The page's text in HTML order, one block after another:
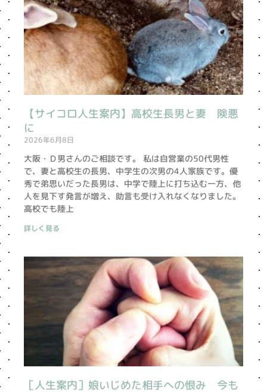
【サイコロ人生案内】高校生長男と妻 険悪
に
2026年6月8日
大阪・Ｄ男さんのご相談です。 私は自営業の50代男性
で、妻と高校生の長男、中学生の次男の4人家族です。優
秀で弟思いだった長男は、中学で陸上に打ち込む一方、他
人を見下す発言が増え、助言も受け入れなくなりました。
高校でも陸上
詳しく見る
［人生案内］娘いじめた相手への恨み 今も